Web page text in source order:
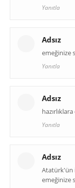
Yanıtla
Adsız
emeğinize
Yanıtla
Adsız
Yanıtla
Adsız
Atatürk'ün
emeğinize